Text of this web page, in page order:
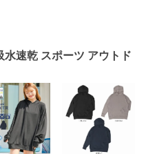
速乾 スポーツ アウトド